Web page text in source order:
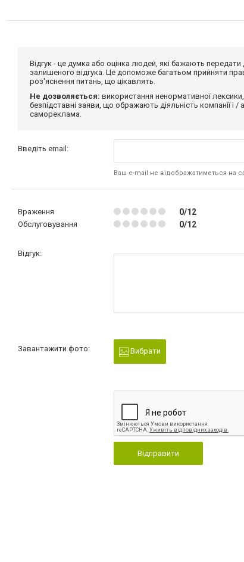
Відгук - це думка або оцінка людей, які бажають
залишеного відгука. Це допоможе багатьом прийняти
роз'яснення питань, що цікавлять.
Не дозволяється: використання ненормативної
безпідставні заяви, що ображають діяльність компанії і
самореклама.
Введіть email:
Ваш e-mail не відображатиметься на
Враження 0/12
Обслуговування 0/12
Відгук:
Завантажити фото: Вибрати
Відправити